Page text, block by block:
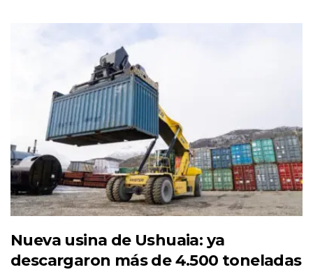
Nueva usina de Ushuaia: ya
descargaron más de 4.500 toneladas